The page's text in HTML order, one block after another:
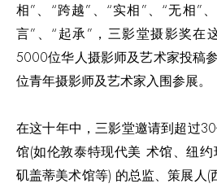
相”、“跨越”、“实相”、“无相”
言”、“起承”， 三影堂摄影奖在
5000位华人摄影师及艺术家投稿
位青年摄影师及艺术家入围参展。
在这十年中，三影堂邀请到超过
馆(如伦敦泰特现代美 术馆、纽
矶盖蒂美术馆等) 的总监、策展人(